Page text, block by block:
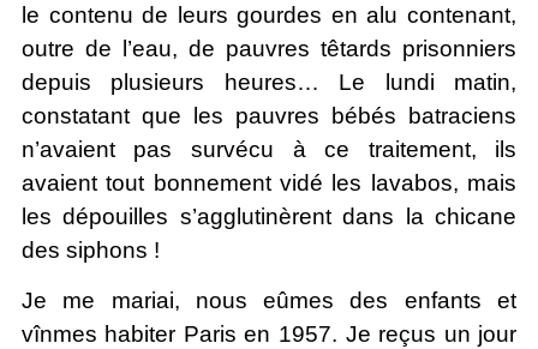
le contenu de leurs gourdes en alu contenant,
outre de l’eau, de pauvres têtards prisonniers
depuis plusieurs heures… Le lundi matin,
constatant que les pauvres bébés batraciens
n’avaient pas survécu à ce traitement, ils
avaient tout bonnement vidé les lavabos, mais
les dépouilles s’agglutinèrent dans la chicane
des siphons !
Je me mariai, nous eûmes des enfants et
vînmes habiter Paris en 1957. Je reçus un jour